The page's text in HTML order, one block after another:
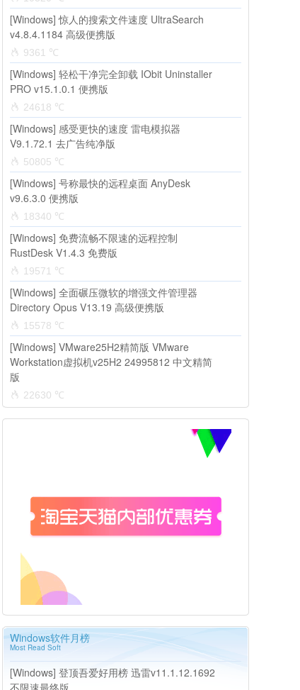
[Windows] 惊人的搜索文件速度 UltraSearch
v4.8.4.1184 高级便携版
9361 ℃
[Windows] 轻松干净完全卸载 IObit Uninstaller
PRO v15.1.0.1 便携版
24618 ℃
[Windows] 感受更快的速度 雷电模拟器
V9.1.72.1 去广告纯净版
50805 ℃
[Windows] 号称最快的远程桌面 AnyDesk
v9.6.3.0 便携版
18340 ℃
[Windows] 免费流畅不限速的远程控制
RustDesk V1.4.3 免费版
19571 ℃
[Windows] 全面碾压微软的增强文件管理器
Directory Opus V13.19 高级便携版
15578 ℃
[Windows] VMware25H2精简版 VMware
Workstation虚拟机v25H2 24995812 中文精简
版
22630 ℃
Windows软件月榜
Most Read Soft
[Windows] 登顶吾爱好用榜 迅雷v11.1.12.1692
不限速最终版